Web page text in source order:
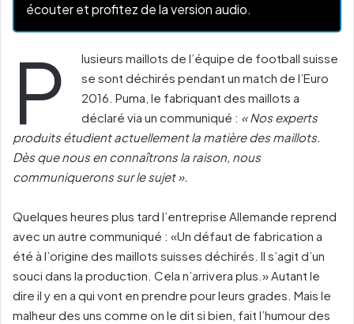
écouter et profitez de la version audio.
P
lusieurs maillots de l’équipe de football suisse
se sont déchirés pendant un match de l’Euro
2016. Puma, le fabriquant des maillots a
déclaré via un communiqué : « Nos experts
produits étudient actuellement la matière des maillots.
Dès que nous en connaîtrons la raison, nous
communiquerons sur le sujet ».
Quelques heures plus tard l’entreprise Allemande reprend
avec un autre communiqué : «Un défaut de fabrication a
été à l’origine des maillots suisses déchirés. Il s’agit d’un
souci dans la production. Cela n’arrivera plus.» Autant le
dire il y en a qui vont en prendre pour leurs grades. Mais le
malheur des uns comme on le dit si bien, fait l’humour des